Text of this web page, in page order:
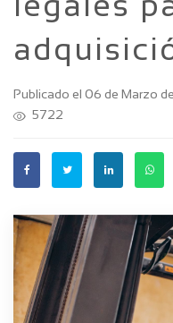
Publicado el 06 de Marzo
5722